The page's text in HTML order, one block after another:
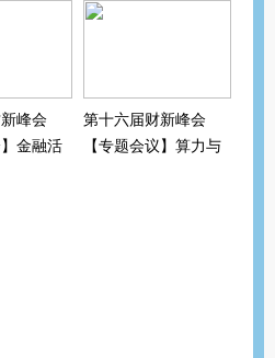
峰会
】金融活
第十六届财新峰会
【专题会议】算力与